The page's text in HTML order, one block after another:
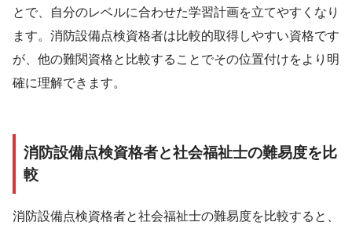
とで、自分のレベルに合わせた学習計画を立てやすくなり
ます。消防設備点検資格者は比較的取得しやすい資格です
が、他の難関資格と比較することでその位置付けをより明
確に理解できます。
消防設備点検資格者と社会福祉士の難易度を比
較
消防設備点検資格者と社会福祉士の難易度を比較すると、